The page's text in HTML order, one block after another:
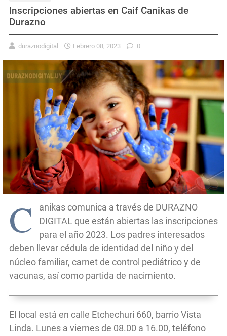
Inscripciones abiertas en Caif Canikas de
Durazno
duraznodigital Febrero 08, 2023 0
C
anikas comunica a través de DURAZNO
DIGITAL que están abiertas las inscripciones
para el año 2023. Los padres interesados
deben llevar cédula de identidad del niño y del
núcleo familiar, carnet de control pediátrico y de
vacunas, así como partida de nacimiento.
El local está en calle Etchechuri 660, barrio Vista
Linda. Lunes a viernes de 08.00 a 16.00, teléfono